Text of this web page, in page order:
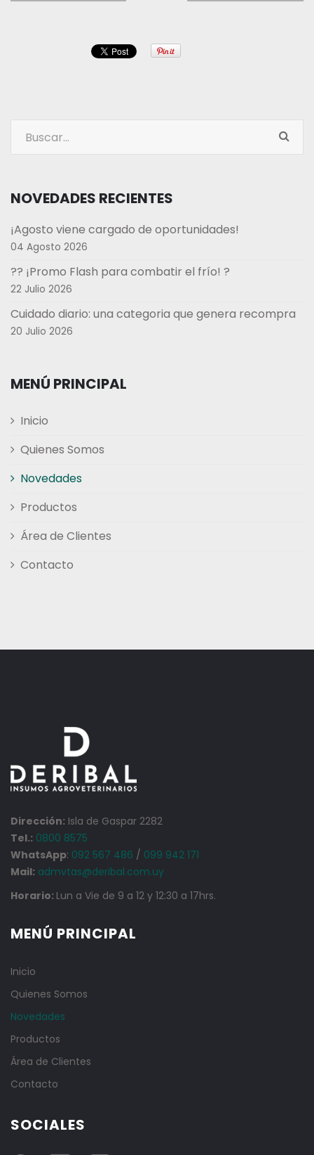
NOVEDADES RECIENTES
¡Agosto viene cargado de oportunidades!
04 Agosto 2026
?? ¡Promo Flash para combatir el frío! ?
22 Julio 2026
Cuidado diario: una categoria que genera recompra
20 Julio 2026
MENÚ PRINCIPAL
Inicio
Quienes Somos
Novedades
Productos
Área de Clientes
Contacto
Dirección: Isla de Gaspar 2282
Tel.: 0800 8575
WhatsApp: 092 567 486 / 099 942 171
Mail: admvtas@deribal.com.uy
Horario: Lun a Vie de 9 a 12 y 12:30 a 17hrs.
MENÚ PRINCIPAL
Inicio
Quienes Somos
Novedades
Productos
Área de Clientes
Contacto
SOCIALES